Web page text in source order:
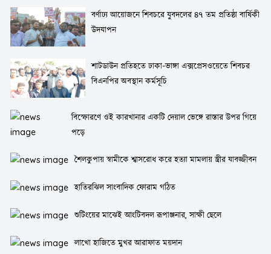
বর্ণাঢ্য আয়োজনে শিবচরে যুবদলের ৪৭ তম প্রতিষ্ঠা বার্ষিকী
উদযাপন
শাটডাউন প্রতিহতে ঢাকা-ভাঙ্গা এক্সপ্রেসওয়েতে শিবচর
বিএনপির অবস্থান কর্মসূচি
বিস্ফোরণে ওই কারখানার একটি দেয়াল ভেঙ্গে রাস্তার উপর গিয়ে
পড়ে
শৈলকুপায় স্বামীকে শ্বাসরোধ করে হত্যা মামলায় স্ত্রীর যাবজ্জীবন
হাতিরঝিল সাংবাদিক ফোরাম গঠিত
শুটিংয়ের মাঝেই আংটিবদল রূপাঞ্জনার, সাক্ষী ছেলে
লাখো হাজিতে মুখর আরাফাত ময়দান